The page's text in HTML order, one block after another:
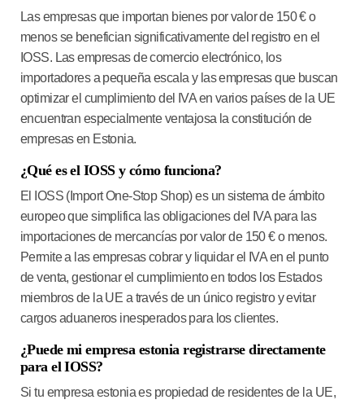
Las empresas que importan bienes por valor de 150 € o
menos se benefician significativamente del registro en el
IOSS. Las empresas de comercio electrónico, los
importadores a pequeña escala y las empresas que buscan
optimizar el cumplimiento del IVA en varios países de la UE
encuentran especialmente ventajosa la constitución de
empresas en Estonia.
¿Qué es el IOSS y cómo funciona?
El IOSS (Import One-Stop Shop) es un sistema de ámbito
europeo que simplifica las obligaciones del IVA para las
importaciones de mercancías por valor de 150 € o menos.
Permite a las empresas cobrar y liquidar el IVA en el punto
de venta, gestionar el cumplimiento en todos los Estados
miembros de la UE a través de un único registro y evitar
cargos aduaneros inesperados para los clientes.
¿Puede mi empresa estonia registrarse directamente
para el IOSS?
Si tu empresa estonia es propiedad de residentes de la UE,